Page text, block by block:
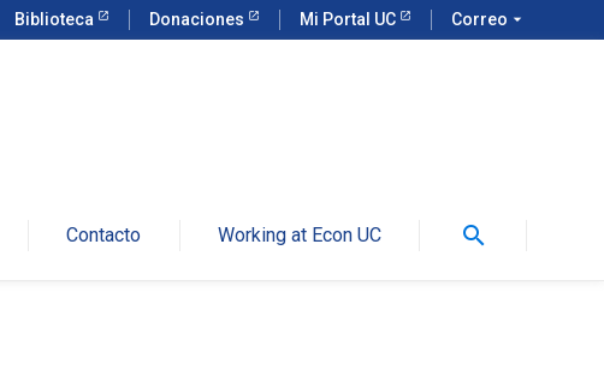
Biblioteca Donaciones Mi Portal UC Correo arrow_drop_down
Contacto Working at Econ UC search